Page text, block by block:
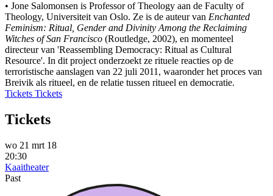
• Jone Salomonsen is Professor of Theology aan de Faculty of
Theology, Universiteit van Oslo. Ze is de auteur van Enchanted
Feminism: Ritual, Gender and Divinity Among the Reclaiming
Witches of San Francisco (Routledge, 2002), en momenteel
directeur van 'Reassembling Democracy: Ritual as Cultural
Resource'. In dit project onderzoekt ze rituele reacties op de
terroristische aanslagen van 22 juli 2011, waaronder het proces van
Breivik als ritueel, en de relatie tussen ritueel en democratie.
Tickets Tickets
Tickets
wo 21 mrt 18
20:30
Kaaitheater
Past